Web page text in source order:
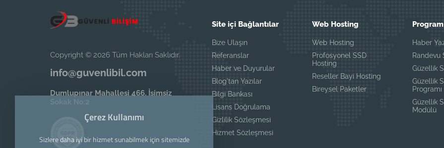
Copyright © 2026 Tüm Hakları Saklıdır.
info@guvenlibil.com
Dumlupınar Mahallesi 466. İsimsiz
Site içi Bağlantılar
Bize Ulaşın
Referanslar
Haber ve Duyurular
Blog'tan Yazılar
Bilgi Bankası
Lisans Doğrulama
Gizlilik Sözleşmesi
Hizmet Sözleşmesi
Web Hosting
Web Hosting
Profosyonel SSD
Hosting
Reseller Bayi Hosting
Bireysel Paketler
Program
Haber
Randevu
Güzellik
Güzellik
Programı
Güzellik
Modülü
Çerez Kullanımı
Sizlere daha iyi bir hizmet sunabilmek için sitemizde